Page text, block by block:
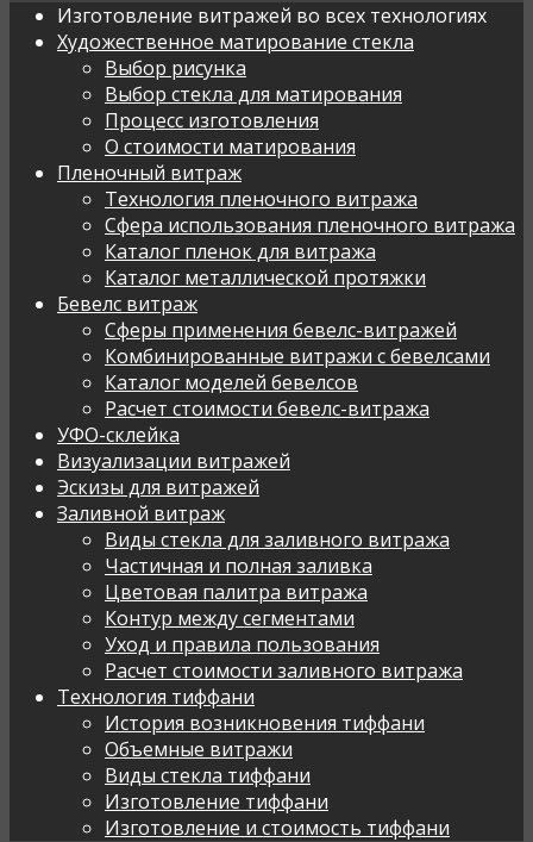
Изготовление витражей во всех технологиях
Художественное матирование стекла
Выбор рисунка
Выбор стекла для матирования
Процесс изготовления
О стоимости матирования
Пленочный витраж
Технология пленочного витража
Сфера использования пленочного витража
Каталог пленок для витража
Каталог металлической протяжки
Бевелс витраж
Сферы применения бевелс-витражей
Комбинированные витражи с бевелсами
Каталог моделей бевелсов
Расчет стоимости бевелс-витража
УФО-склейка
Визуализации витражей
Эскизы для витражей
Заливной витраж
Виды стекла для заливного витража
Частичная и полная заливка
Цветовая палитра витража
Контур между сегментами
Уход и правила пользования
Расчет стоимости заливного витража
Технология тиффани
История возникновения тиффани
Объемные витражи
Виды стекла тиффани
Изготовление тиффани
Изготовление и стоимость тиффани